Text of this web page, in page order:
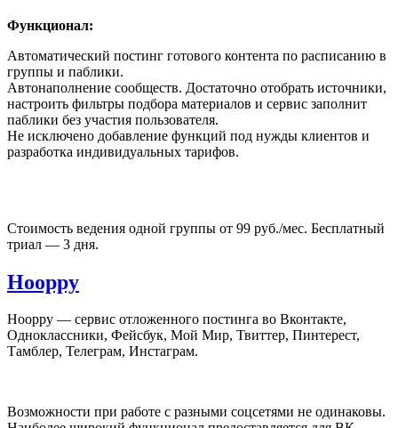
Функционал:
Автоматический постинг готового контента по расписанию в
группы и паблики.
Автонаполнение сообществ. Достаточно отобрать источники,
настроить фильтры подбора материалов и сервис заполнит
паблики без участия пользователя.
Не исключено добавление функций под нужды клиентов и
разработка индивидуальных тарифов.
Стоимость ведения одной группы от 99 руб./мес. Бесплатный
триал — 3 дня.
Hooppy
Hooppy — сервис отложенного постинга во Вконтакте,
Одноклассники, Фейсбук, Мой Мир, Твиттер, Пинтерест,
Тамблер, Телеграм, Инстаграм.
Возможности при работе с разными соцсетями не одинаковы.